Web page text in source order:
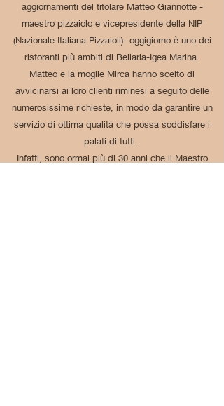
aggiornamenti del titolare Matteo Giannotte -
maestro pizzaiolo e vicepresidente della NIP
(Nazionale Italiana Pizzaioli)- oggigiorno è uno dei
ristoranti più ambiti di Bellaria-Igea Marina.
Matteo e la moglie Mirca hanno scelto di
avvicinarsi ai loro clienti riminesi a seguito delle
numerosissime richieste, in modo da garantire un
servizio di ottima qualità che possa soddisfare i
palati di tutti.
Infatti, sono ormai più di 30 anni che il Maestro